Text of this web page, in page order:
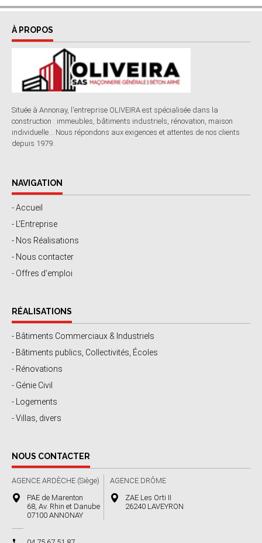
À PROPOS
Située à Annonay, l'entreprise OLIVEIRA est spécialisée dans la
construction : immeubles, bâtiments industriels, rénovation, maison
individuelle... Nous répondons aux exigences et attentes de nos clients
depuis 1979.
NAVIGATION
- Accueil
- L'Entreprise
- Nos Réalisations
- Nous contacter
- Offres d'emploi
RÉALISATIONS
- Bâtiments Commerciaux & Industriels
- Bâtiments publics, Collectivités, Écoles
- Rénovations
- Génie Civil
- Logements
- Villas, divers
NOUS CONTACTER
AGENCE ARDÈCHE (Siège)
PAE de Marenton
68, Av. Rhin et Danube
07100 ANNONAY
AGENCE DRÔME
ZAE Les Orti II
26240 LAVEYRON